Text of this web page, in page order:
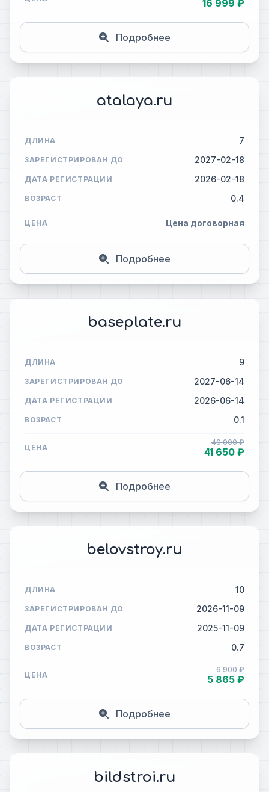
16 999 ₽
Подробнее
atalaya.ru
ДЛИНА 7
ЗАРЕГИСТРИРОВАН ДО 2027-02-18
ДАТА РЕГИСТРАЦИИ 2026-02-18
ВОЗРАСТ 0.4
ЦЕНА Цена договорная
Подробнее
baseplate.ru
ДЛИНА 9
ЗАРЕГИСТРИРОВАН ДО 2027-06-14
ДАТА РЕГИСТРАЦИИ 2026-06-14
ВОЗРАСТ 0.1
ЦЕНА
49 000 ₽
41 650 ₽
Подробнее
belovstroy.ru
ДЛИНА 10
ЗАРЕГИСТРИРОВАН ДО 2026-11-09
ДАТА РЕГИСТРАЦИИ 2025-11-09
ВОЗРАСТ 0.7
ЦЕНА
6 900 ₽
5 865 ₽
Подробнее
bildstroi.ru